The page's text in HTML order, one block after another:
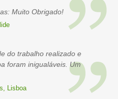
Muito Obrigado!
do trabalho realizado e
foram inigualáveis. Um
Lisboa